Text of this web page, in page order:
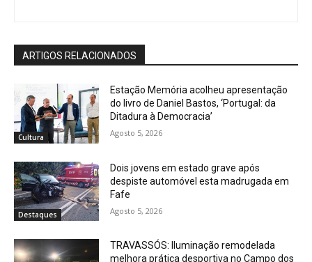
ARTIGOS RELACIONADOS
Cultura
Estação Memória acolheu apresentação
do livro de Daniel Bastos, ‘Portugal: da
Ditadura à Democracia’
Agosto 5, 2026
Destaques
Dois jovens em estado grave após
despiste automóvel esta madrugada em
Fafe
Agosto 5, 2026
TRAVASSÓS: Iluminação remodelada
melhora prática desportiva no Campo dos